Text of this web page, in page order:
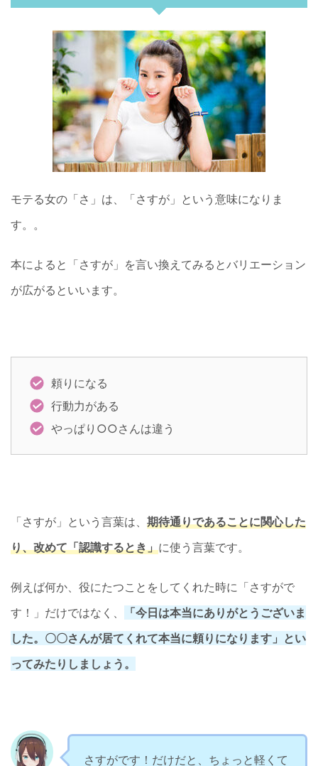
モテる女の「さ」は、「さすが」という意味になりま
す。。
本によると「さすが」を言い換えてみるとバリエーション
が広がるといいます。
頼りになる
行動力がある
やっぱり○○さんは違う
「さすが」という言葉は、 期待通りであることに関心した
り、改めて「認識するとき」に使う言葉です。
例えば何か、役にたつことをしてくれた時に「さすがで
す！」だけではなく、
「今日は本当にありがとうございま
した。〇〇さんが居てくれて本当に頼りになります」とい
ってみたりしましょう。
さすがです！だけだと、ちょっと軽くて